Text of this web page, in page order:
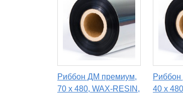
Риббон ДМ премиум,
70 х 480, WAX-RESIN,
Риббон
40 х